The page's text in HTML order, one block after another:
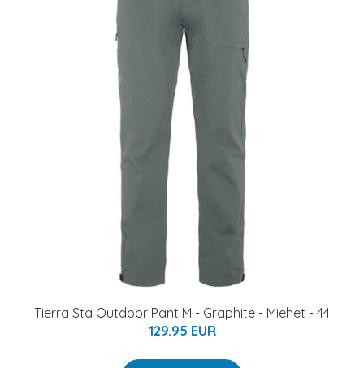
Tierra Sta Outdoor Pant M - Graphite - Miehet - 44
129.95 EUR